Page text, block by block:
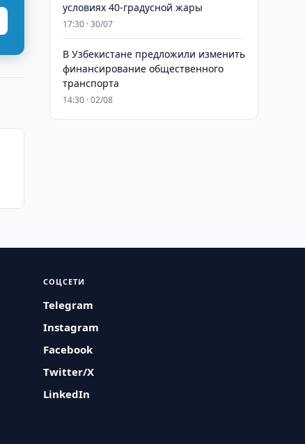
условиях 40-градусной жары
17:30 · 30/07
В Узбекистане предложили изменить
финансирование общественного
транспорта
14:30 · 02/08
СОЦСЕТИ
Telegram
Instagram
Facebook
Twitter/X
LinkedIn